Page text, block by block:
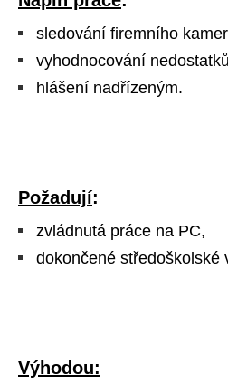
sledování firemního
vyhodnocování nedostatků
hlášení nadřízeným.
Požadují:
zvládnutá práce na PC,
dokončené středoškolské
Výhodou: